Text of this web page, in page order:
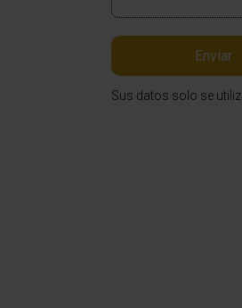
Sus datos solo se
Enviar